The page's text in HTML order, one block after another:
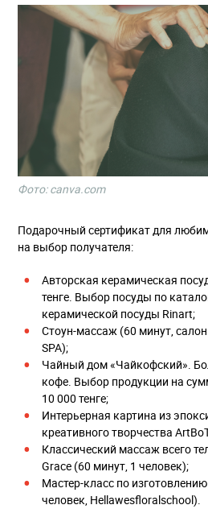
Фото: canva.com
Подарочный сертификат для
на выбор получателя:
Авторская керамическая
тенге. Выбор посуды по
керамической посуды Rinart;
Стоун-массаж (60 минут, салон
SPA);
Чайный дом «Чайкофский».
кофе. Выбор продукции на
10 000 тенге;
Интерьерная картина из
креативного творчества
Классический массаж всего
Grace (60 минут, 1 человек);
Мастер-класс по изготовлению
человек, Hellawesfloralschool).